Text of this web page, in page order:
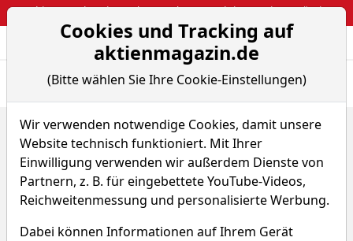
Webinar: So kassierst du trotzdem attraktive Optionsprämien
Aktien- und
Home Aktien
Apple Hospitality REIT Inc.
Fundamentaldaten
Apple Hospitality REIT Aktie
Cookies und Tracking auf
aktienmagazin.de
(Bitte wählen Sie Ihre Cookie-Einstellungen)
Wir verwenden notwendige Cookies, damit unsere
Website technisch funktioniert. Mit Ihrer
Einwilligung verwenden wir außerdem Dienste von
Partnern, z. B. für eingebettete YouTube-Videos,
Reichweitenmessung und personalisierte Werbung.
Dabei können Informationen auf Ihrem Gerät